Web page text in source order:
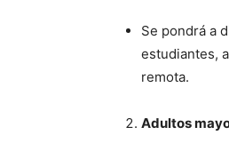
Se pondrá a
estudiantes,
remota.
Adultos